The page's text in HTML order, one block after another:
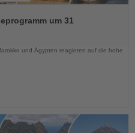
um 31
und Ägypten reagieren auf die hohe